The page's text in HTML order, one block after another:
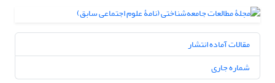
مقالات آماده انتشار
شماره جاری